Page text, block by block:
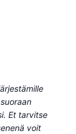
Et tarvitse
voit